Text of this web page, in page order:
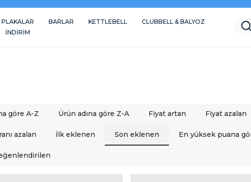
PLAKALAR BARLAR KETTLEBELL
CLUBBELL & BALYOZ
İNDİRİM
göre A-Z Ürün adına göre Z-A Fiyat artan Fiyat azalan
azalan İlk eklenen Son eklenen En yüksek puana